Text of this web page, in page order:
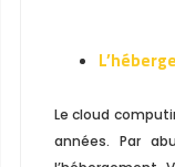
Le cloud
années. Par